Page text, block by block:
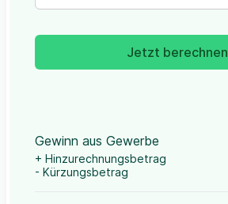
Jetzt berechnen
Gewinn aus Gewerbe
+ Hinzurechnungsbetrag
- Kürzungsbetrag